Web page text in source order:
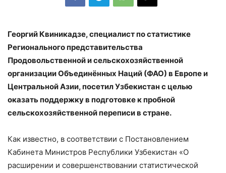
Георгий Квиникадзе, специалист по статистике
Регионального представительства
Продовольственной и сельскохозяйственной
организации Объединённых Наций (ФАО) в Европе и
Центральной Азии, посетил Узбекистан с целью
оказать поддержку в подготовке к пробной
сельскохозяйственной переписи в стране.
Как известно, в соответствии с Постановлением
Кабинета Министров Республики Узбекистан «О
расширении и совершенствовании статистической